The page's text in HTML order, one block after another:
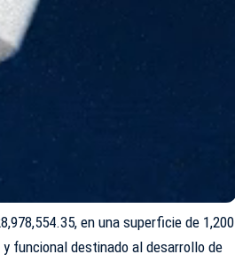
en una superficie de 1,200
funcional destinado al desarrollo de